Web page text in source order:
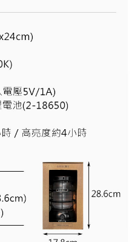
之使用額度並採取法律行動。